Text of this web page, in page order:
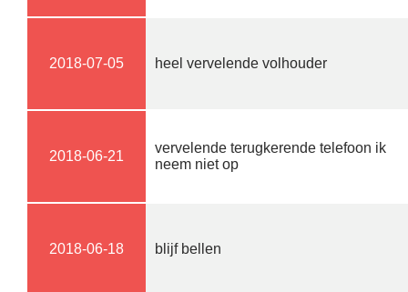
2018-07-05 heel vervelende volhouder
2018-06-21
vervelende terugkerende telefoon ik
neem niet op
2018-06-18 blijf bellen